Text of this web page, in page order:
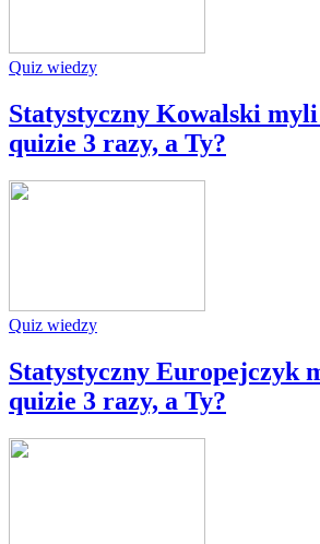
Quiz wiedzy
Statystyczny Kowalski
quizie 3 razy, a Ty?
Quiz wiedzy
Statystyczny Europejczyk
quizie 3 razy, a Ty?